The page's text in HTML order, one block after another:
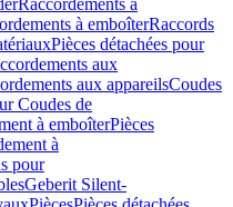
Raccordements à
à emboîterRaccords
Pièces détachées pour
aux
aux appareilsCoudes
Coudes de
à emboîterPièces
à
pour
Geberit Silent-